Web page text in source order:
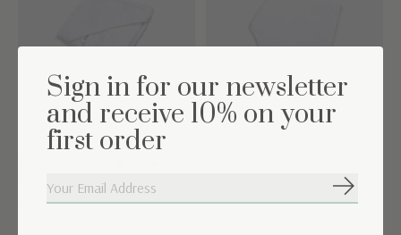
€15,00
Sign in for our newsletter
and receive 10% on your
first order
Abonneer